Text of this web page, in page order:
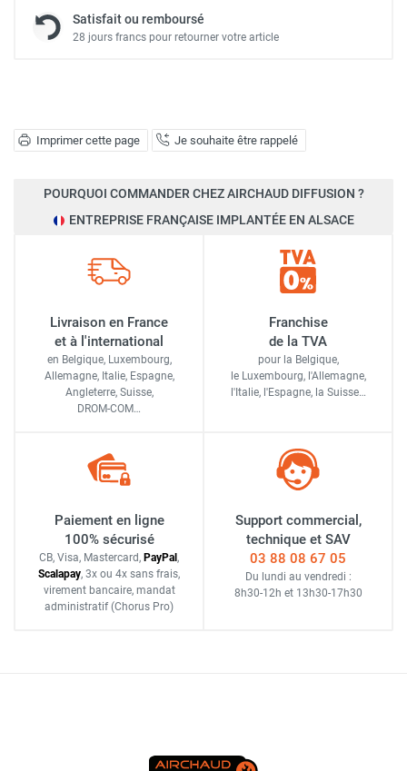
Imprimer cette page Je souhaite être rappelé
Satisfait ou remboursé
28 jours francs pour retourner votre article
POURQUOI COMMANDER CHEZ AIRCHAUD DIFFUSION ?
ENTREPRISE FRANÇAISE IMPLANTÉE EN ALSACE
Livraison en France
et à l'international
en Belgique, Luxembourg,
Allemagne, Italie, Espagne,
Angleterre, Suisse,
DROM-COM…
Franchise
de la TVA
pour la Belgique,
le Luxembourg, l'Allemagne,
l'Italie, l'Espagne, la Suisse…
Paiement en ligne
100% sécurisé
CB, Visa, Mastercard, PayPal ,
Scalapay, 3x ou 4x sans frais,
virement bancaire, mandat
administratif (Chorus Pro)
Support commercial,
technique et SAV
03 88 08 67 05
Du lundi au vendredi :
8h30-12h et 13h30-17h30